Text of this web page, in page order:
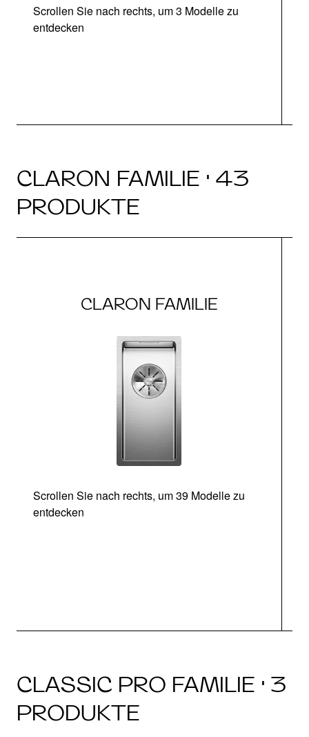
Scrollen Sie nach rechts, um 3 Modelle zu
entdecken
CLARON FAMILIE · 43
PRODUKTE
CLARON FAMILIE
Scrollen Sie nach rechts, um 39 Modelle zu
entdecken
CLASSIC PRO FAMILIE · 3
PRODUKTE